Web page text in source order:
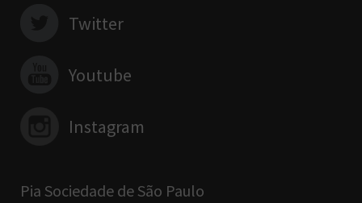
Twitter
Youtube
Instagram
Pia Sociedade de São Paulo